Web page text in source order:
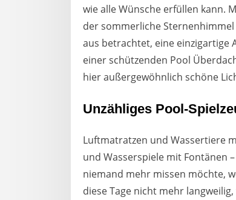
wie alle Wünsche erfüllen kann.
der sommerliche
aus betrachtet, eine einzigartige
einer schützenden Pool
hier außergewöhnlich schöne
Unzähliges Pool-
Luftmatratzen und Wassertiere
und Wasserspiele mit Fontänen
niemand mehr missen möchte,
diese Tage nicht mehr